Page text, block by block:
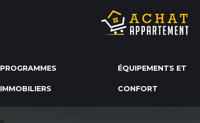
PROGRAMMES
IMMOBILIERS
ÉQUIPEMENTS ET
CONFORT